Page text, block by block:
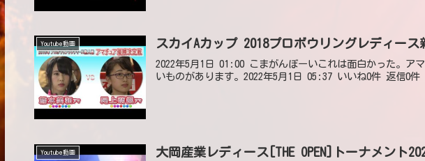
Youtube動画 スカイAカップ 2018プロボウリングレディー
2022年5月1日 01:00 こまがんぼーいこれは面白かった。ア
いものがあります。2022年5月1日 05:37 いいね0件 返信0件
Youtube動画 大岡産業レディース[THE OPEN]トーナメント